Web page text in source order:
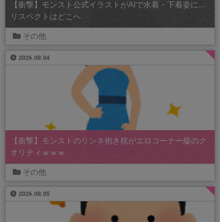
【衝撃】モンスト公式イラストがAIで水着・下着姿に…
リスペクトはどこへ
その他
2026.08.04
【衝撃】モンストのリンネ抱き枕がエロコーナー級のク
オリティｗｗｗ
その他
2026.08.05